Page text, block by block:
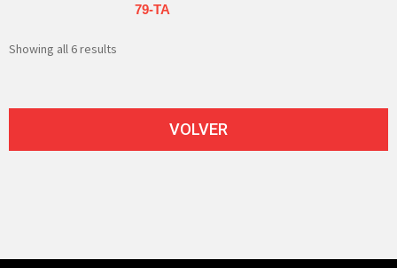
79-TA
Showing all 6 results
VOLVER